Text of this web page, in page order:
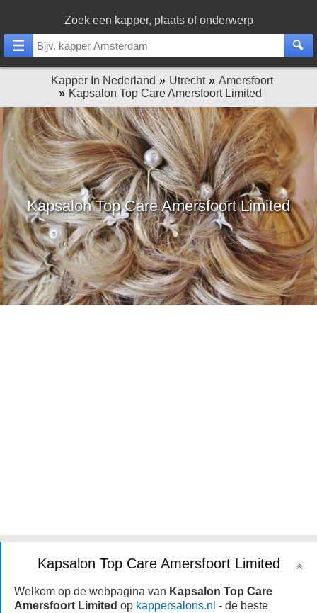
Zoek een kapper, plaats of onderwerp
Kapper In Nederland Utrecht
Amersfoort
Kapsalon Top Care Amersfoort Limited
Kapsalon Top Care Amersfoort Limited
Kapsalon Top Care Amersfoort Limited
Welkom op de webpagina van Kapsalon Top Care
Amersfoort Limited op kappersalons.nl - de beste